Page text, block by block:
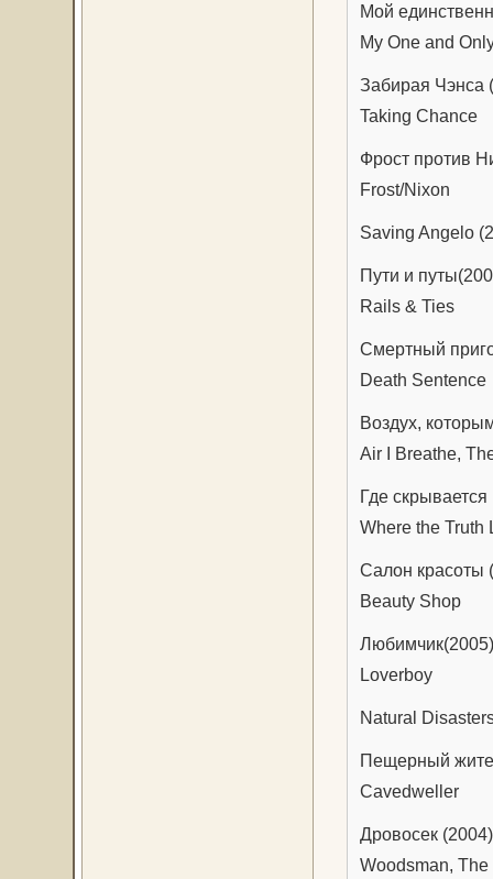
Мой
My One and
Забирая Чэнса
Taking Chance
Фрост против
Frost/Nixon
Saving Angelo
Пути и
Rails & Ties
Смертный
Death Sentence
Воздух,
Air I Breathe,
Где
Where the Truth
Салон красоты
Beauty Shop
Loverboy
Natural
Пещерный
Cavedweller
Дровосек (2004)
Woodsman, The